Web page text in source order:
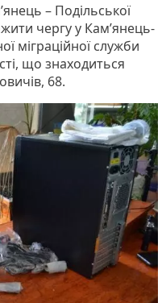
– Подільської
чергу у Кам’янець-
міграційної служби
що знаходиться
68.